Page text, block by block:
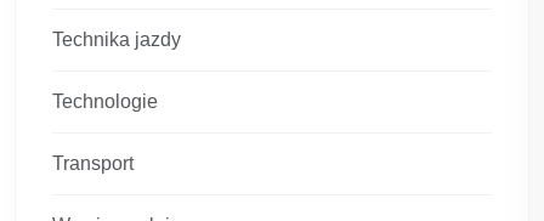
Technika jazdy
Technologie
Transport